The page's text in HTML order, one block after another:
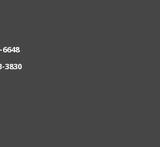
6648
3830